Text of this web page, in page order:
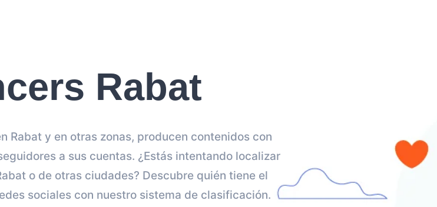
Rabat
Rabat y en otras zonas, producen contenidos con
a sus cuentas. ¿Estás intentando localizar
o de otras ciudades? Descubre quién tiene el
sociales con nuestro sistema de clasificación.